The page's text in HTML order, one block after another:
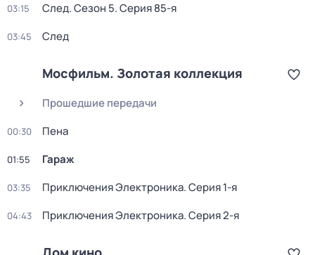
03:15 След. Сезон 5. Серия 85-я
03:45 След
Мосфильм. Золотая коллекция
Прошедшие передачи
00:30 Пена
01:55 Гараж
03:35 Приключения Электроника. Серия 1-я
04:43 Приключения Электроника. Серия 2-я